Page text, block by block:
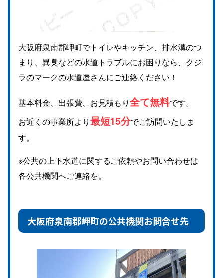
大阪府泉南郡岬町でトイレやキッチン、排水溝のつ
まり、異臭などの水道トラブルにお困りなら、クジ
ラのマークの水道屋さんにご連絡ください！
基本料金、出張費、お見積もり全て無料です。
お近くの事業所より最短15分でご訪問いたしま
す。
※公共の上下水道に関するご依頼やお問い合わせは
各公共機関へご連絡を。
大阪府泉南郡岬町の公共機関お問合せ先